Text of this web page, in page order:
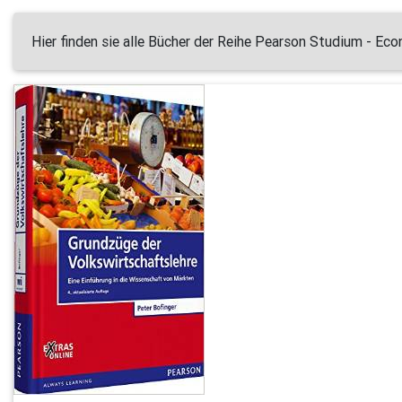
Hier finden sie alle Bücher der Reihe Pearson Studium -